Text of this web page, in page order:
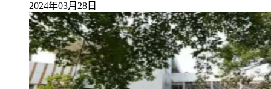
2024年03月28日